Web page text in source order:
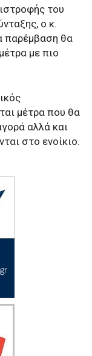
του
ο κ.
παρέμβαση θα
με πιο
μέτρα που θα
αλλά και
στο ενοίκιο.